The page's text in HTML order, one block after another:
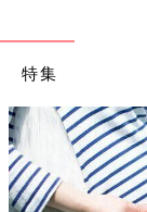
の年代はとても扱
ん。でも、「コ
答えた保護者が
ロナによる親の
ラが強く出てい
特集